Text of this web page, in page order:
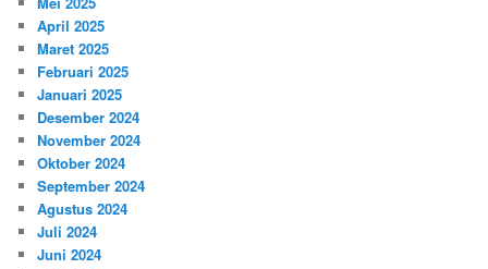
April 2025
Maret 2025
Februari 2025
Januari 2025
Desember 2024
November 2024
Oktober 2024
September 2024
Agustus 2024
Juli 2024
Juni 2024